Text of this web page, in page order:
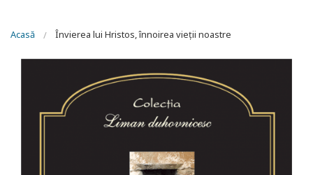
Eşti aici
Acasă Învierea lui Hristos, înnoirea vieţii noastre